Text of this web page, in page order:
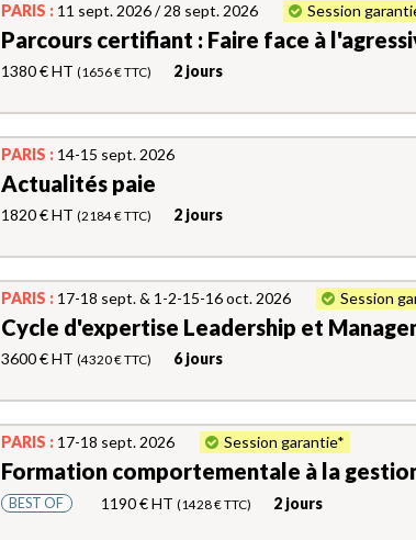
PARIS : 11 sept. 2026 / 28 sept. 2026 Session
Parcours certifiant : Faire face à
1380 € HT (1656 € TTC) 2 jours
PARIS : 14-15 sept. 2026
Actualités paie
1820 € HT (2184 € TTC) 2 jours
PARIS : 17-18 sept. & 1-2-15-16 oct. 2026 Session
Cycle d'expertise Leadership et
3600 € HT (4320 € TTC) 6 jours
PARIS : 17-18 sept. 2026 Session garantie*
Formation comportementale à la
BEST OF 1190 € HT (1428 € TTC) 2 jours